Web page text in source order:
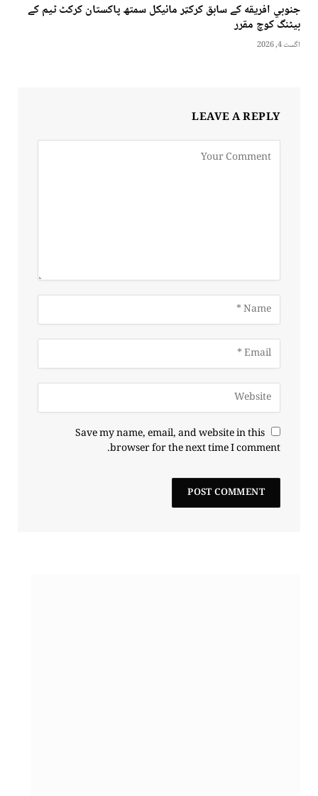
جنوبي افريقه کے سابق کرکټر مائیکل سمتھ پاکستان کرکٹ ٹیم کے
بیٹنگ کوچ مقرر
اگست 4, 2026
LEAVE A REPLY
Save my name, email, and website in this
browser for the next time I comment.